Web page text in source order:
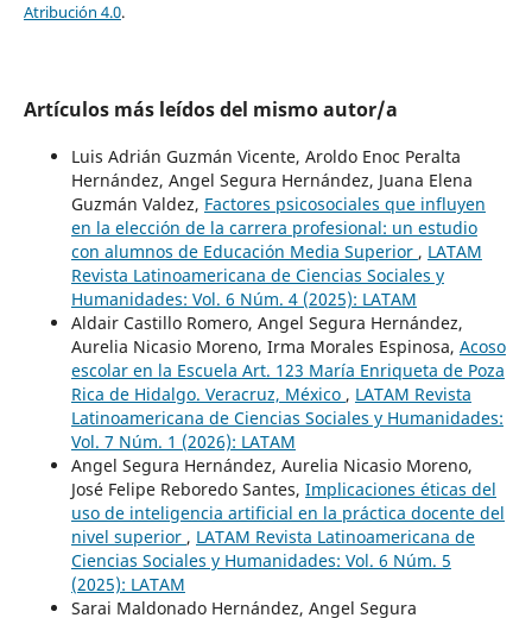
Atribución 4.0.
Artículos más leídos del mismo autor/a
Luis Adrián Guzmán Vicente, Aroldo Enoc Peralta
Hernández, Angel Segura Hernández, Juana Elena
Guzmán Valdez, Factores psicosociales que influyen
en la elección de la carrera profesional: un estudio
con alumnos de Educación Media Superior , LATAM
Revista Latinoamericana de Ciencias Sociales y
Humanidades: Vol. 6 Núm. 4 (2025): LATAM
Aldair Castillo Romero, Angel Segura Hernández,
Aurelia Nicasio Moreno, Irma Morales Espinosa, Acoso
escolar en la Escuela Art. 123 María Enriqueta de Poza
Rica de Hidalgo. Veracruz, México , LATAM Revista
Latinoamericana de Ciencias Sociales y Humanidades:
Vol. 7 Núm. 1 (2026): LATAM
Angel Segura Hernández, Aurelia Nicasio Moreno,
José Felipe Reboredo Santes, Implicaciones éticas del
uso de inteligencia artificial en la práctica docente del
nivel superior , LATAM Revista Latinoamericana de
Ciencias Sociales y Humanidades: Vol. 6 Núm. 5
(2025): LATAM
Sarai Maldonado Hernández, Angel Segura